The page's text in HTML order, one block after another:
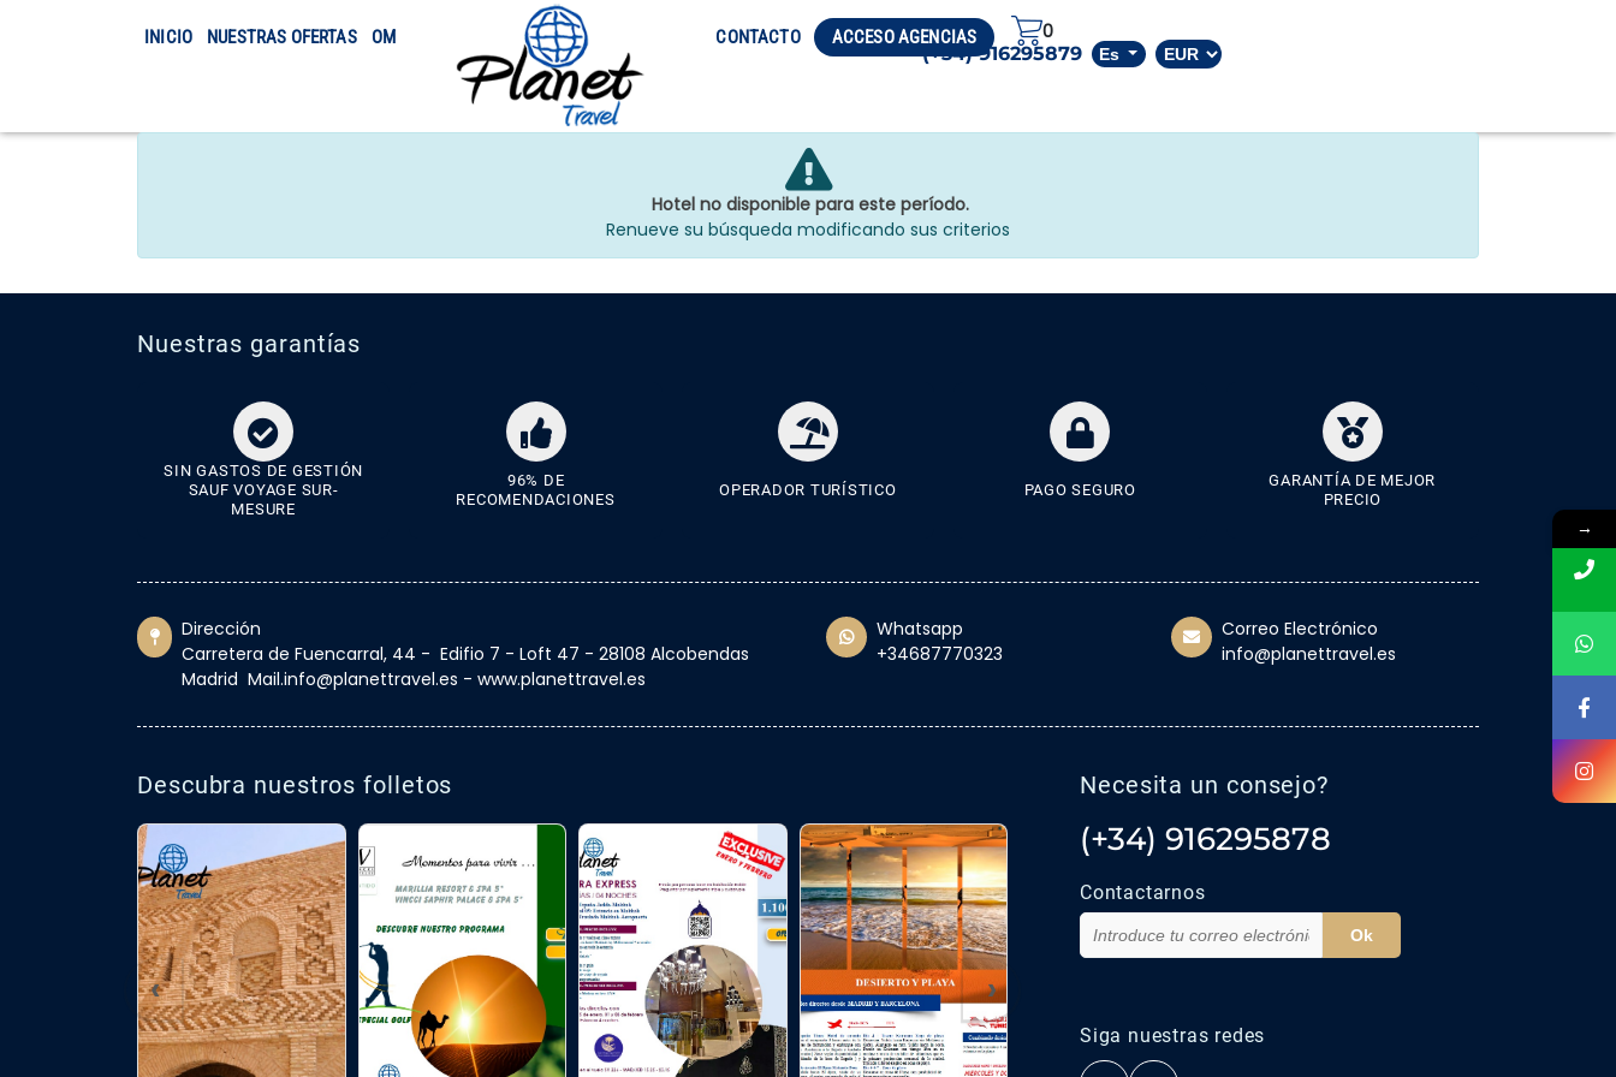
(+34) 916295879 Es
INICIO NUESTRAS OFERTAS OMRA TRASLADO CIRCUITOS CONTACTO ACCESO AGENCIAS 0
Hotel no disponible para este período.
Renueve su búsqueda modificando sus criterios
→
Nuestras garantías
SIN GASTOS DE GESTIÓN
SAUF VOYAGE SUR-
MESURE
96% DE
RECOMENDACIONES
OPERADOR TURÍSTICO PAGO SEGURO
GARANTÍA DE MEJOR
PRECIO
Dirección
Carretera de Fuencarral, 44 - Edifio 7 - Loft 47 - 28108 Alcobendas
Madrid Mail.info@planettravel.es - www.planettravel.es
Whatsapp
+34687770323
Correo Electrónico
info@planettravel.es
Descubra nuestros folletos
‹ ›
Necesita un consejo?
(+34) 916295878
Contactarnos
Ok
Siga nuestras redes